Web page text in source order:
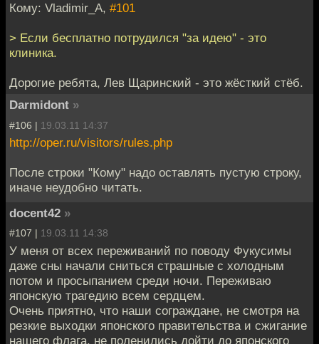
Кому: Vladimir_A, #101
> Если бесплатно потрудился "за идею" - это
клиника.
Дорогие ребята, Лев Щаринский - это жёсткий стёб.
Darmidont »
#106 | 19.03.11 14:37
http://oper.ru/visitors/rules.php
После строки "Кому" надо оставлять пустую строку,
иначе неудобно читать.
docent42 »
#107 | 19.03.11 14:38
У меня от всех переживаний по поводу Фукусимы
даже сны начали сниться страшные с холодным
потом и просыпанием среди ночи. Переживаю
японскую трагедию всем сердцем.
Очень приятно, что наши сограждане, не смотря на
резкие выходки японского правительства и сжигание
нашего флага, не поленились дойти до японского